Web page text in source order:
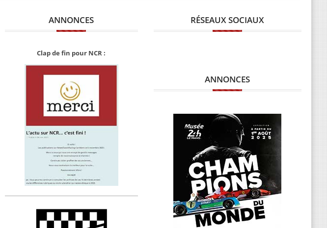
ANNONCES
Clap de fin pour NCR :
RÉSEAUX SOCIAUX
ANNONCES